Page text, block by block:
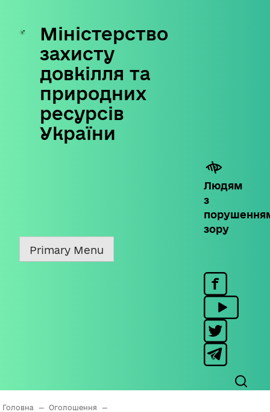
Skip
content
Міністерство
захисту
довкілля та
природних
ресурсів
України
Людям
з
зору
Primary Menu
Головна — Оголошення
—